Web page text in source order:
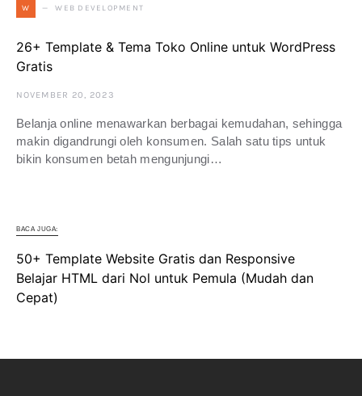
W WEB DEVELOPMENT
26+ Template & Tema Toko Online untuk WordPress
Gratis
NOVEMBER 20, 2023
Belanja online menawarkan berbagai kemudahan, sehingga
makin digandrungi oleh konsumen. Salah satu tips untuk
bikin konsumen betah mengunjungi…
BACA JUGA:
50+ Template Website Gratis dan Responsive
Belajar HTML dari Nol untuk Pemula (Mudah dan
Cepat)